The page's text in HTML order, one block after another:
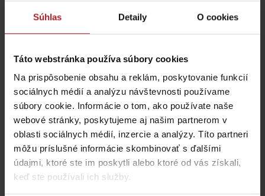
Súhlas Detaily O cookies
Táto webstránka používa súbory cookies
Na prispôsobenie obsahu a reklám, poskytovanie funkcií
sociálnych médií a analýzu návštevnosti používame
súbory cookie. Informácie o tom, ako používate naše
webové stránky, poskytujeme aj našim partnerom v
oblasti sociálnych médií, inzercie a analýzy. Títo partneri
môžu príslušné informácie skombinovať s ďalšími
údajmi, ktoré ste im poskytli alebo ktoré od vás získali,
keď ste používali ich služby.
Aktivity a relax v blízkosti:
Galéria Petra Michala
Bohúňa
Liptovský Mikuláš
Socha Naša matka
Liptovský Mikuláš